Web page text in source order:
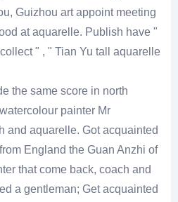
Guizhou art appoint meeting
at aquarelle. Publish have "
" , " Tian Yu tall aquarelle
the same score in north
painter Mr
and aquarelle. Got acquainted
England the Guan Anzhi of
that come back, coach and
a gentleman; Get acquainted